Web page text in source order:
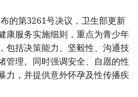
的第3261号决议，卫生部更新
康服务实施细则，重点为青少年
包括决策能力、坚毅性、沟通技
管理。同时强调安全、自愿的性
力，并提供意外怀孕及性传播疾